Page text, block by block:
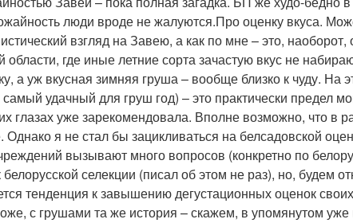
люди вроде не жалуются.Про оценку вкуса.
взгляд на Завею, а как по мне – это,
области, где иные летние сорта зачастую вкус не
а уж вкусная зимняя груша – вообще близко к чуду.
удачный для груш год) – это практически предел
глазах уже зарекомендовала. Вполне возможно, что в
Однако я не стал бы зацикливаться на белсадовской
вызывают много вопросов (конкретно по
селекции (писал об этом не раз), но, будем
тенденция к завышению дегустационных оценок
с грушами та же история – скажем, в упомянутом